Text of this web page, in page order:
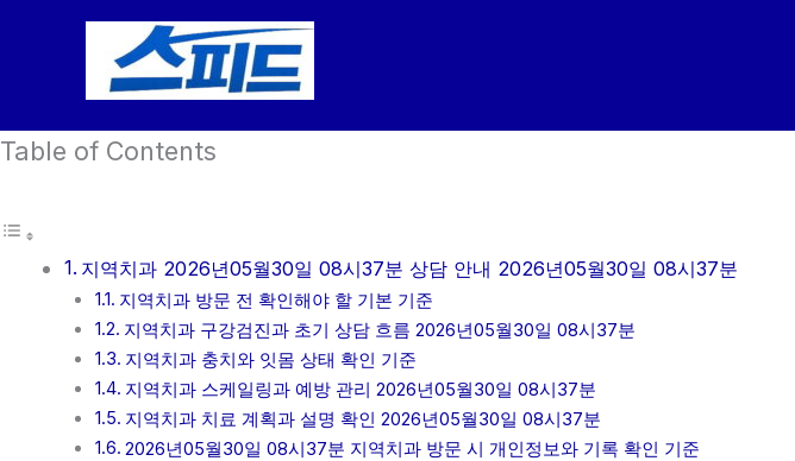
건
뛰
Table of Contents
지역치과 2026년05월30일 08시37분 상담 안내 2026년05월30일 08시37분
지역치과 방문 전 확인해야 할 기본 기준
지역치과 구강검진과 초기 상담 흐름 2026년05월30일 08시37분
지역치과 충치와 잇몸 상태 확인 기준
지역치과 스케일링과 예방 관리 2026년05월30일 08시37분
지역치과 치료 계획과 설명 확인 2026년05월30일 08시37분
2026년05월30일 08시37분 지역치과 방문 시 개인정보와 기록 확인 기준